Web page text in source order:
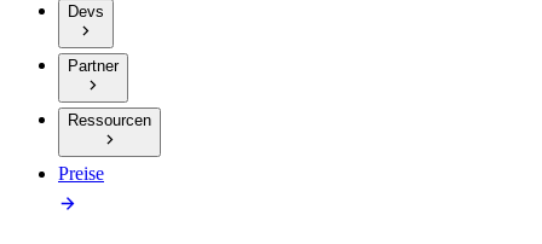
Devs
Partner
Ressourcen
Preise